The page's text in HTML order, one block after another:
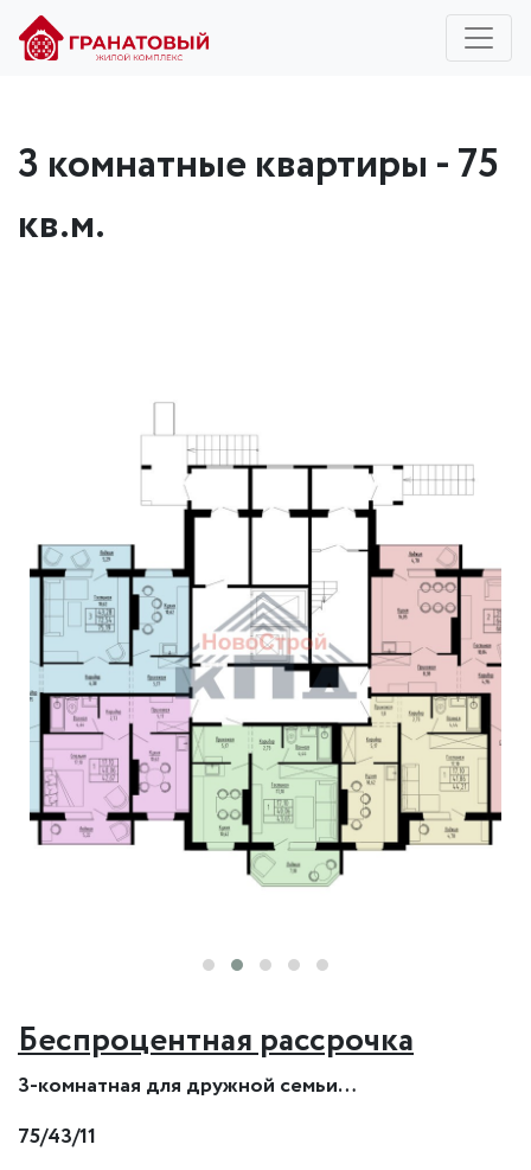
3 комнатные квартиры - 75
кв.м.
Беспроцентная рассрочка
3-комнатная для дружной семьи…
75/43/11